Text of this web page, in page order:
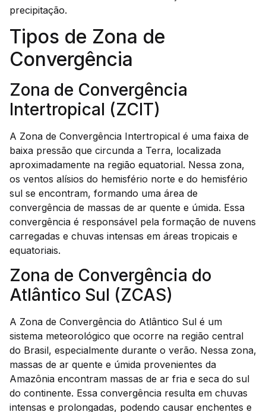
precipitação.
Tipos de Zona de
Convergência
Zona de Convergência
Intertropical (ZCIT)
A Zona de Convergência Intertropical é uma faixa de
baixa pressão que circunda a Terra, localizada
aproximadamente na região equatorial. Nessa zona,
os ventos alísios do hemisfério norte e do hemisfério
sul se encontram, formando uma área de
convergência de massas de ar quente e úmida. Essa
convergência é responsável pela formação de nuvens
carregadas e chuvas intensas em áreas tropicais e
equatoriais.
Zona de Convergência do
Atlântico Sul (ZCAS)
A Zona de Convergência do Atlântico Sul é um
sistema meteorológico que ocorre na região central
do Brasil, especialmente durante o verão. Nessa zona,
massas de ar quente e úmida provenientes da
Amazônia encontram massas de ar fria e seca do sul
do continente. Essa convergência resulta em chuvas
intensas e prolongadas, podendo causar enchentes e